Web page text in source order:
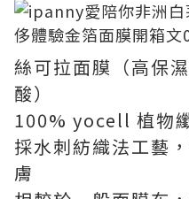
絲可拉面膜（高保
酸）
100% yocell 植物
採水刺紡織法工藝
膚